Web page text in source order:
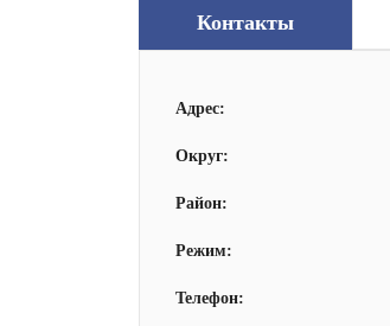
Контакты
Адрес:
Округ:
Район:
Режим:
Телефон: